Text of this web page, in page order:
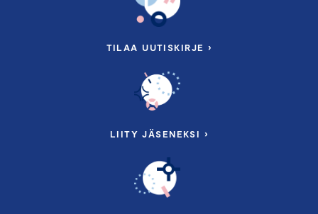
TILAA UUTISKIRJE ›
LIITY JÄSENEKSI ›